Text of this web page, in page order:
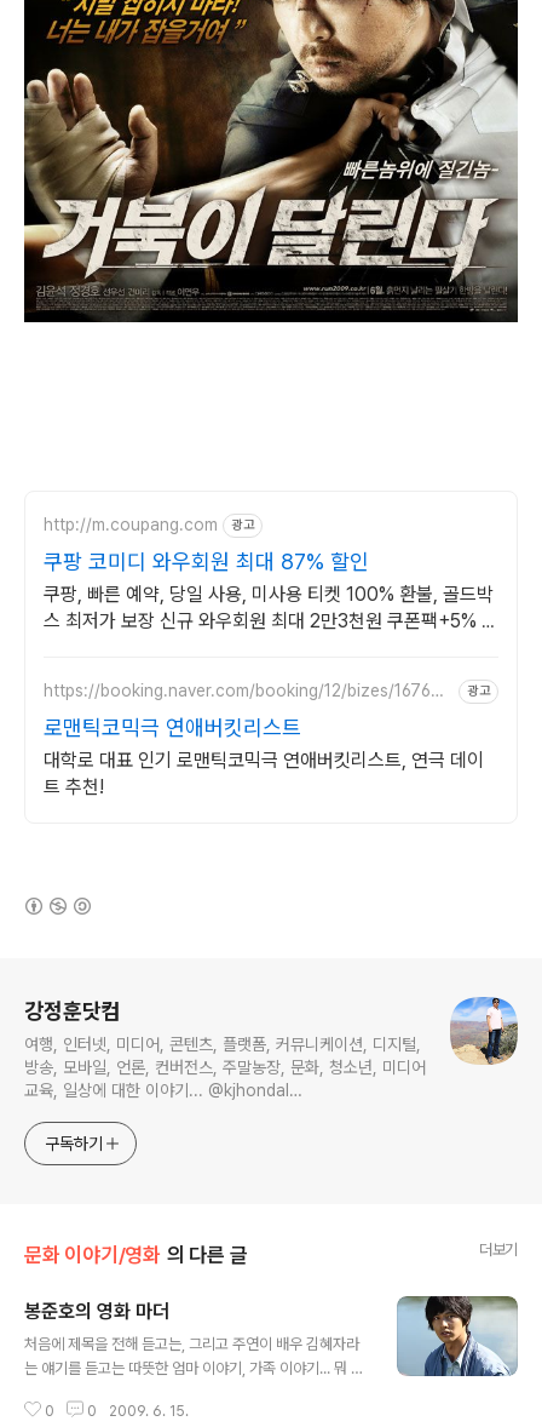
http://m.coupang.com 광고
쿠팡 코미디 와우회원 최대 87% 할인
쿠팡, 빠른 예약, 당일 사용, 미사용 티켓 100% 환불, 골드박
스 최저가 보장 신규 와우회원 최대 2만3천원 쿠폰팩+5% 추
https://booking.naver.com/booking/12/bizes/167641
광고
로맨틱코믹극 연애버킷리스트
대학로 대표 인기 로맨틱코믹극 연애버킷리스트, 연극 데이
트 추천!
강정훈닷컴
여행, 인터넷, 미디어, 콘텐츠, 플랫폼, 커뮤니케이션, 디지털,
방송, 모바일, 언론, 컨버전스, 주말농장, 문화, 청소년, 미디어
교육, 일상에 대한 이야기... @kjhondal
구독하기
문화 이야기/영화 의 다른 글 더보기
봉준호의 영화 마더
처음에 제목을 전해 듣고는, 그리고 주연이 배우 김혜자라
는 얘기를 듣고는 따뜻한 엄마 이야기, 가족 이야기... 뭐 그
화 '살인의 추억' 분위기가 난다는 얘기를 듣고 그게 아니라
0 0 2009. 6. 15.